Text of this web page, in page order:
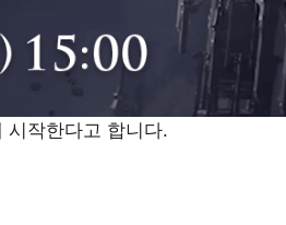
작한다고 합니다.